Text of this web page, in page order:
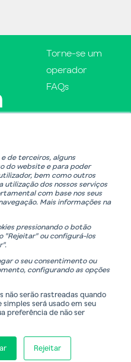
de terceiros, alguns
do website e para poder
bem como outros
utilização dos nossos serviços
com base nos seus
Mais informações na
pressionando o botão
"Rejeitar" ou configurá-los
o seu consentimento ou
configurando as opções
não serão rastreadas quando
será usado em seu
preferência de não ser
Rejeitar
Torne-se um
operador
FAQs
Legais
Política de
Privacidade
Política de
Cookies
reservados